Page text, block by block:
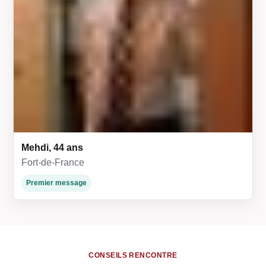
Mehdi, 44 ans
Fort-de-France
Premier message
CONSEILS RENCONTRE